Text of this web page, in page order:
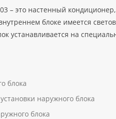
– это настенный
блоке имеется
устанавливается на
блока
наружного блока
блока